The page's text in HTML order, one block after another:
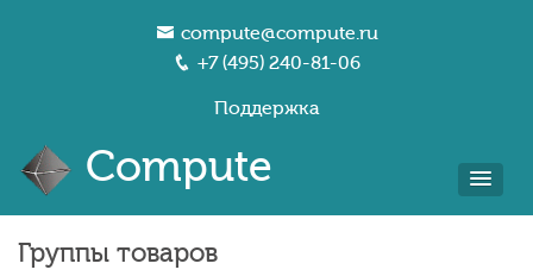
compute@compute.ru
+7 (495) 240-81-06
Поддержка
Compute
Группы товаров